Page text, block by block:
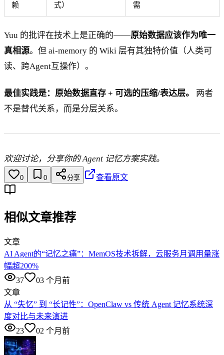
赖
式）
需
Yuu 的批评在技术上是正确的——原始数据应该作为唯一
真相源。但 ai-memory 的 Wiki 层有其独特价值（人类可
读、跨Agent互操作）。
最佳实践是：原始数据直存 + 可选的压缩/表达层。
两者
不是替代关系，而是分层关系。
欢迎讨论，分享你的 Agent 记忆方案实践。
0 0 分享 查看原文
相似文章推荐
文章
AI Agent的“记忆之痛”：MemOS技术拆解，云服务月调用量涨
幅超200%
37
03 个月前
文章
从 “失忆” 到 “长记性”：OpenClaw vs 传统 Agent 记忆系统深
度对比与未来演进
23
02 个月前